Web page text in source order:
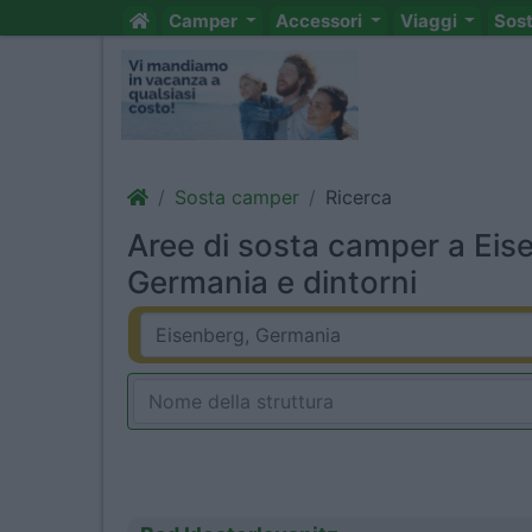
Camper Accessori Viaggi
Sosta camper Ricerca
Aree di sosta camper a
Germania e dintorni